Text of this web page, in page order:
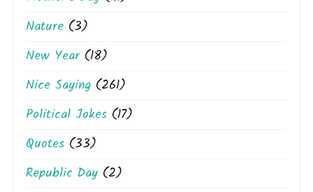
Nature (3)
New Year(18)
Nice Saying (261)
Political Jokes (17)
Quotes (33)
Republic Day (2)